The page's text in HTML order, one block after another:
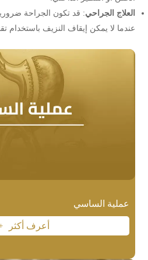
عملية الساسي
أعرف أكثر
العلاج الجراحي: قد تكون الجراحة
عندما لا يمكن إيقاف النزيف باستخدام